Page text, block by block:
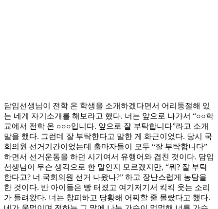
담임선생님이 전학 온 학생을 소개하겠다면서 어리둥절해 있
는 네게 자기소개를 해보라고 했다. 너는 앞으로 나가서 “○○학
교에서 전학 온 ○○○입니다. 앞으로 잘 부탁합니다”라고 소개
말을 했다. 그런데 잘 부탁한다고 말한 게 화근이었다. 당시 국
회의원 선거기간이었는데 출마자들이 모두 “잘 부탁합니다”
하면서 선거운동을 하던 시기여서 유행어와 겹친 것이다. 담임
선생님이 무슨 생각으로 한 말인지 모르겠지만, “뭐? 잘 부탁
한다고? 너 국회의원 선거 나왔나?” 하고 장난스럽게 농담을
한 것이다. 반 아이들은 빵 터졌고 여기저기서 킥킥 웃는 소리
가 들려왔다. 너는 창피하고 당황해 어찌할 줄 몰랐다고 했다.